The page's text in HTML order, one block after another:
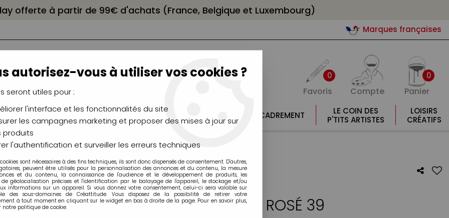
offerte à partir de 99€ d'achats (France, Belgique et Luxembourg)
Marques françaises
0
Favoris Compte
0
Panier
CHÂSSIS
CHEVALETS
AÉROGRAPHIE
MODÉLISME
MOULAGE
ENCADREMENT
LE COIN DES
P'TITS ARTISTES
LOISIRS
CRÉATIFS
>Encre Aquarelle COLOREX >COLOREX 45ML BEIGE ROSÉ 39
COLOREX 45ML BEIGE ROSÉ 39
autorisez-vous à utiliser vos cookies ?
seront utiles pour :
l'interface et les fonctionnalités du site
les campagnes marketing et proposer des mises à jour sur
produits
l'authentification et surveiller les erreurs techniques
sont nécessaires à des fins techniques, ils sont donc dispensés de consentement. D'autres,
peuvent être utilisés pour la personnalisation des annonces et du contenu, la mesure
et du contenu, la connaissance de l'audience et le développement de produits, les
de géolocalisation précises et l'identification par le balayage de l'appareil, le stockage et/ou
informations sur un appareil. Si vous donnez votre consentement, celui-ci sera valable sur
des sous-domaines de Créattitude. Vous disposez de la possibilité de retirer votre
à tout moment en cliquant sur le widget en bas à droite de la page. Pour en savoir plus,
notre politique de cookie.